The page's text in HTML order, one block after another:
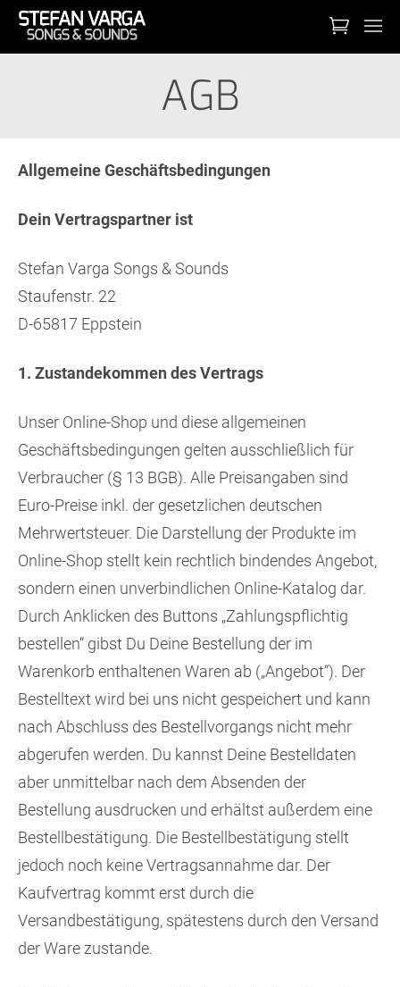
AGB
Allgemeine Geschäftsbedingungen
Dein Vertragspartner ist
Stefan Varga Songs & Sounds
Staufenstr. 22
D-65817 Eppstein
1. Zustandekommen des Vertrags
Unser Online-Shop und diese allgemeinen
Geschäftsbedingungen gelten ausschließlich für
Verbraucher (§ 13 BGB). Alle Preisangaben sind
Euro-Preise inkl. der gesetzlichen deutschen
Mehrwertsteuer. Die Darstellung der Produkte im
Online-Shop stellt kein rechtlich bindendes Angebot,
sondern einen unverbindlichen Online-Katalog dar.
Durch Anklicken des Buttons „Zahlungspflichtig
bestellen“ gibst Du Deine Bestellung der im
Warenkorb enthaltenen Waren ab („Angebot“). Der
Bestelltext wird bei uns nicht gespeichert und kann
nach Abschluss des Bestellvorgangs nicht mehr
abgerufen werden. Du kannst Deine Bestelldaten
aber unmittelbar nach dem Absenden der
Bestellung ausdrucken und erhältst außerdem eine
Bestellbestätigung. Die Bestellbestätigung stellt
jedoch noch keine Vertragsannahme dar. Der
Kaufvertrag kommt erst durch die
Versandbestätigung, spätestens durch den Versand
der Ware zustande.